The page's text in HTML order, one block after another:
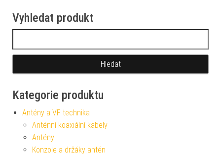
Vyhledat produkt
Kategorie produktu
Antény a VF technika
Anténní koaxiální kabely
Antény
Konzole a držáky antén